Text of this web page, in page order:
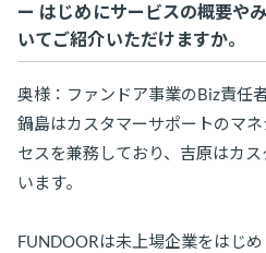
ー はじめにサービスの概要や
いてご紹介いただけますか。
奥様：ファンドア事業のBiz責任
鍋島はカスタマーサポートのマ
セスを兼務しており、吉原はカ
います。
FUNDOORは未上場企業をはじ